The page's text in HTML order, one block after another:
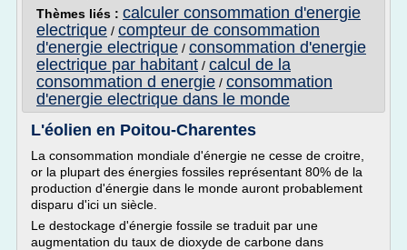
Thèmes liés : calculer consommation d'energie
electrique / compteur de consommation
d'energie electrique / consommation d'energie
electrique par habitant / calcul de la
consommation d energie / consommation
d'energie electrique dans le monde
L'éolien en Poitou-Charentes
La consommation mondiale d'énergie ne cesse de croitre,
or la plupart des énergies fossiles représentant 80% de la
production d'énergie dans le monde auront probablement
disparu d'ici un siècle.
Le destockage d'énergie fossile se traduit par une
augmentation du taux de dioxyde de carbone dans